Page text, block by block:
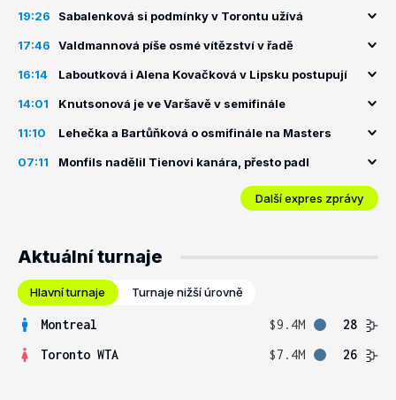
19:26 Sabalenková si podmínky v Torontu užívá
17:46 Valdmannová píše osmé vítězství v řadě
16:14 Laboutková i Alena Kovačková v Lipsku postupují
14:01 Knutsonová je ve Varšavě v semifinále
11:10 Lehečka a Bartůňková o osmifinále na Masters
07:11 Monfils nadělil Tienovi kanára, přesto padl
Další expres zprávy
Aktuální turnaje
Hlavní turnaje Turnaje nižší úrovně
Montreal $9.4M
28
Toronto WTA
$7.4M 26